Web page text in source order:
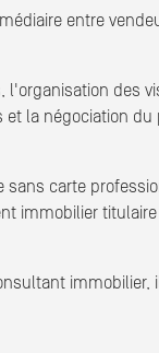
entre
l'organisation des
la négociation du
sans carte
immobilier
immobilier,